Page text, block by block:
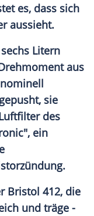
es, dass sich
aussieht.
Litern
aus
sie
des
ein
Bristol 412, die
und träge -